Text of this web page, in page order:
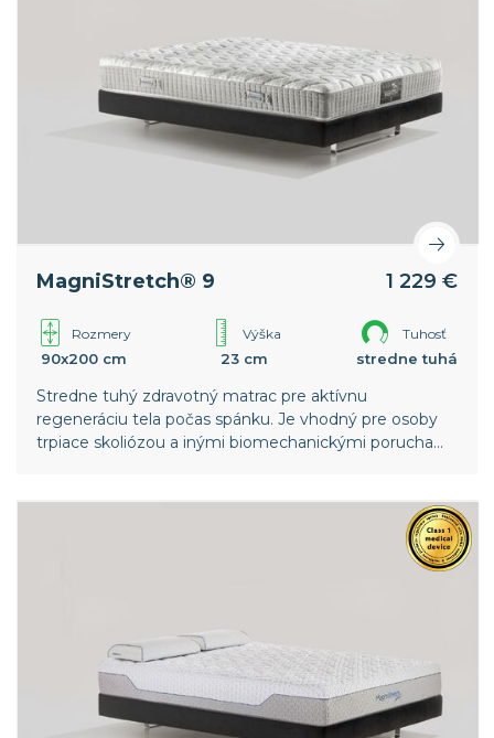
MagniStretch® 9 1 229 €
Rozmery
90x200 cm
Výška
23 cm
Tuhosť
stredne tuhá
Stredne tuhý zdravotný matrac pre aktívnu
regeneráciu tela počas spánku. Je vhodný pre osoby
trpiace skoliózou a inými biomechanickými poruchami